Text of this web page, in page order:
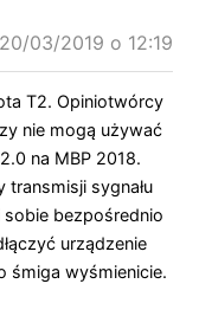
20/03/2019 o 12:19
T2. Opiniotwórcy
nie mogą używać
na MBP 2018.
transmisji sygnału
sobie bezpośrednio
urządzenie
śmiga wyśmienicie.